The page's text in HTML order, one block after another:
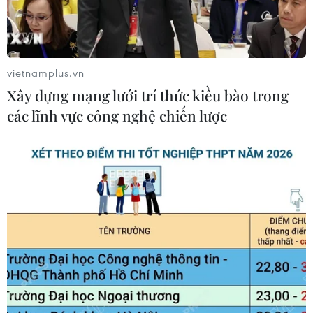
Người dân tại một trại tị nạn quốc tế ở Qala-i-Naw, tỉnh
Badghis, Afghanistan. (Ảnh: AFP/TTXVN)
Ngày 7/12, Cao ủy Liên hợp quốc về người tị nạn
(UNHCR) Filippo Grandi cảnh báo sự tăng mạnh
về số người tị nạn Afghanistan trong bối cảnh lo
vietnamplus.vn
Xây dựng mạng lưới trí thức kiều bào trong
các lĩnh vực công nghệ chiến lược